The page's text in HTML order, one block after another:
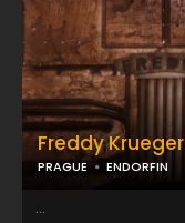
Freddy Krueger
PRAGUE ENDORFIN
...